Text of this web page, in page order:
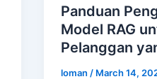
Panduan
Model RAG
Pelanggan
loman / March 14,